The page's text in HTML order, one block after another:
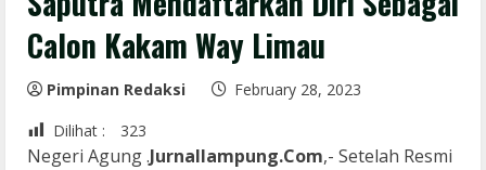
Calon Kakam Way Limau
Pimpinan Redaksi
February 28, 2023
Dilihat :
323
Negeri Agung .Jurnallampung.Com,- Setelah Resmi